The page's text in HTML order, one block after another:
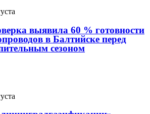
выявила 60 % готовности
в Балтийске перед
сезоном